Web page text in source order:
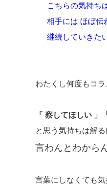
こちらの気持ちは
相手には ほぼ伝
継続していきた
わたくし何度もコ
「 察してほしい 」
と思う気持ちは解る
言わんとわから
言葉にしなくても